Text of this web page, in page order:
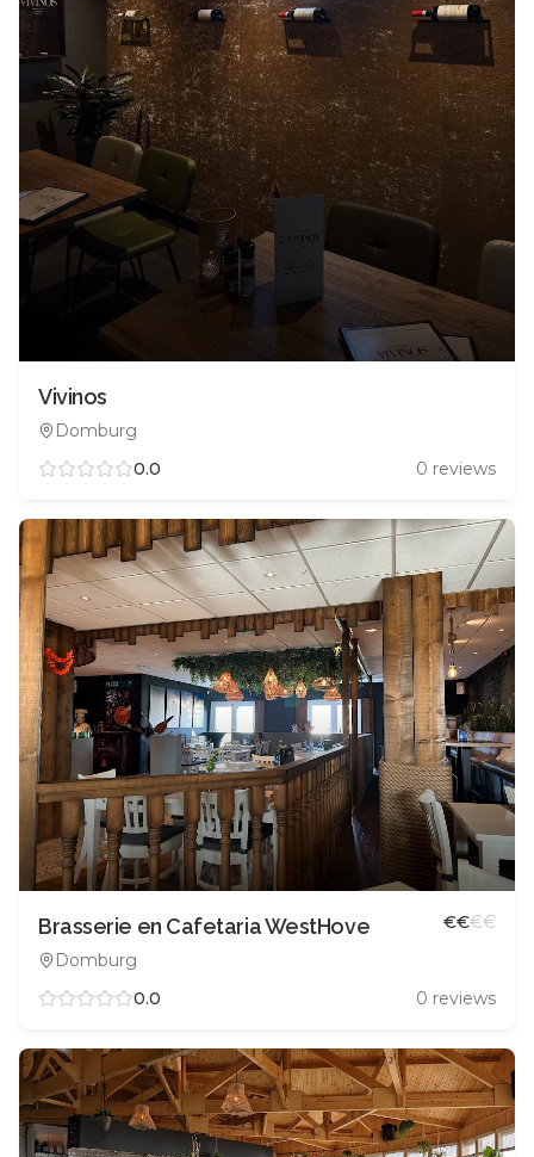
Vivinos
Domburg
0.0
0 reviews
Brasserie en Cafetaria WestHove
Domburg
€€€€
0.0 0 reviews